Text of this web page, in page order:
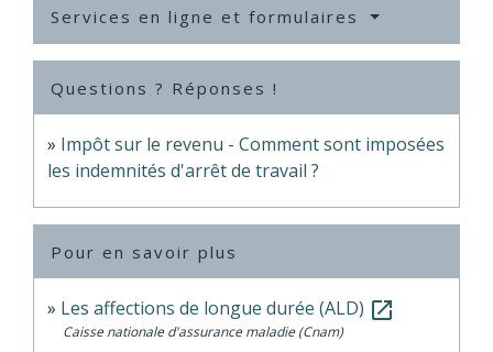
Services en ligne et formulaires
Questions ? Réponses !
Impôt sur le revenu - Comment sont imposées
les indemnités d'arrêt de travail ?
Pour en savoir plus
Les affections de longue durée (ALD) open_in_new
Caisse nationale d'assurance maladie (Cnam)